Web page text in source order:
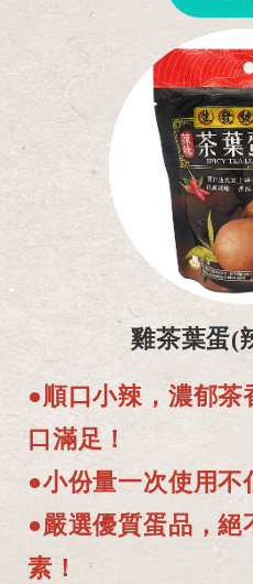
雞茶葉蛋(
●順口小辣，濃郁
口滿足！
●小份量一次使用不
●嚴選優質蛋品，
素！